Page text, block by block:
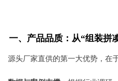
一、产品品质：从“组装拼
源头厂家直供的第一大优势，在